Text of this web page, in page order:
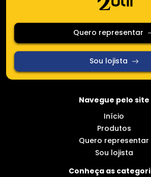
Quero representar
Sou lojista
Navegue pelo site
Início
Produtos
Quero representar
Sou lojista
Conheça as